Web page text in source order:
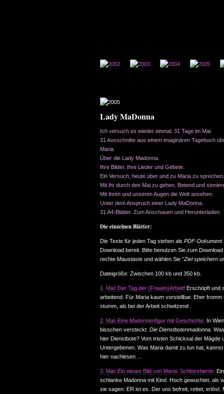
Lady MaDonna
Ich versuch es wieder einmal: 31 Tage im Mai.
31 Ausschnitte aus einem imaginären Tagebuch
Maria.
Über die Lady Madonna.
Ihre Bilder. Ihre Lieder und Gebete.
Ein Versuch, heute über und zu Maria zu sprechen.
Mit ihr durch den Mai zu gehen. Betend und
Mit ihren und unseren Augen die Welt ansehen.
Unter dem Anspruch einer Lady MaDonna.
31 A4-Blätter. Zum Anschauen und Herunterladen.
Die einzelnen Blätter:
Die Texte für jeden Tag stehen als PDF-Dokument
Download bereit. Bitte benutzen Sie zum Download
rechte Maustaste und wählen Sie “Ziel speichern
Dateigröße: Zwischen 100 kb und 350 kb.
1. Mai: Der Tag der (Frauen)Arbeit! Erschöpft und
arbeitend. Für Maria kaum vorstellbar. Eher fromm
stumm, als bei der Arbeit schwitzend .
2. Mai: Eine Madonnenfigur mit Geschichte. In
bisschen versteckt. Die Dienstbotenmadonna.
hier Dienstbote? Vom tristen Schicksal der Mägde
Untergebenen. Was Maria damit zu tun hat, kannst
hier nachlesen ...
3. Mai: Ein neues Bild von Maria: Schlossherrin.
schlanke Madonna mit Kind. Hoch gewuchtet, als
sie sagen: ER ist es. Der uns befreit, rettet, erlöst.